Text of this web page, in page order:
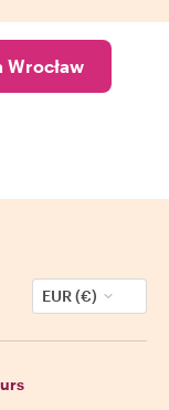
Wrocław
EUR (€)